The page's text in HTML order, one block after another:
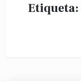
Etiqueta: